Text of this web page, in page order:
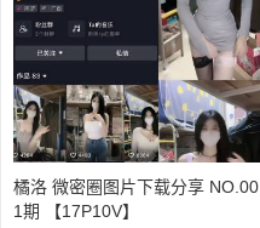
橘洛 微密圈图片下载分享 NO.00
1期 【17P10V】